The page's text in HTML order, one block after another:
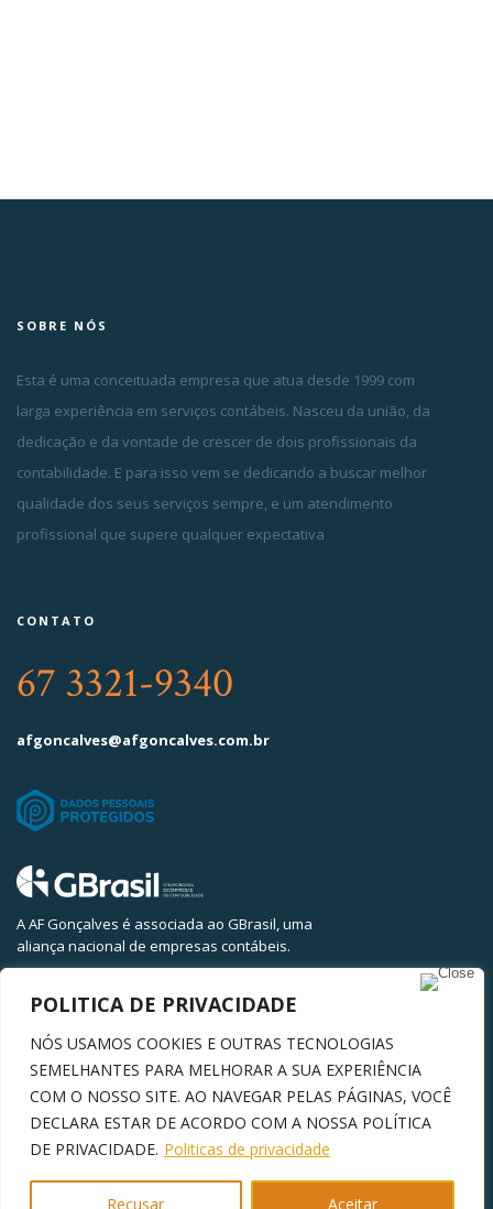
POLITICA DE PRIVACIDADE
NÓS USAMOS COOKIES E OUTRAS TECNOLOGIAS
SEMELHANTES PARA MELHORAR A SUA EXPERIÊNCIA
COM O NOSSO SITE. AO NAVEGAR PELAS PÁGINAS, VOCÊ
DECLARA ESTAR DE ACORDO COM A NOSSA POLÍTICA
DE PRIVACIDADE. Politicas de privacidade
Recusar Aceitar
SOBRE NÓS
Esta é uma conceituada empresa que atua desde 1999 com
larga experiência em serviços contábeis. Nasceu da união, da
dedicação e da vontade de crescer de dois profissionais da
contabilidade. E para isso vem se dedicando a buscar melhor
qualidade dos seus serviços sempre, e um atendimento
profissional que supere qualquer expectativa
CONTATO
67 3321-9340
afgoncalves@afgoncalves.com.br
A AF Gonçalves é associada ao GBrasil, uma
aliança nacional de empresas contábeis.
Feito com por Azul Tecnologia